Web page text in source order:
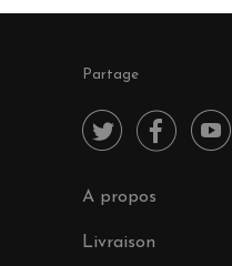
Partage
  
A propos
Livraison